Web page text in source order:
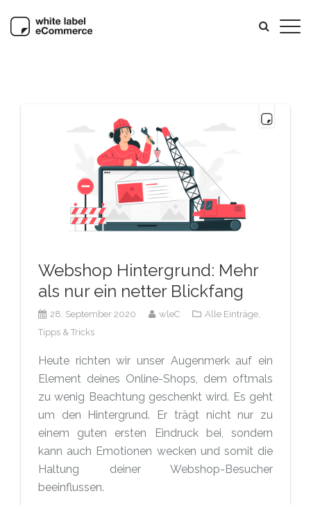
Webshop Hintergrund: Mehr
als nur ein netter Blickfang
28. September 2020 wleC
Alle Einträge,
Tipps & Tricks
Heute richten wir unser Augenmerk auf ein
Element deines Online-Shops, dem oftmals
zu wenig Beachtung geschenkt wird. Es geht
um den Hintergrund. Er trägt nicht nur zu
einem guten ersten Eindruck bei, sondern
kann auch Emotionen wecken und somit die
Haltung deiner Webshop-Besucher
beeinflussen.